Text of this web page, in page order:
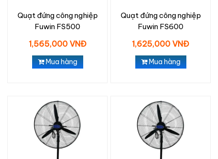
Quạt đứng công nghiệp
Fuwin FS500
1,565,000 VNĐ
Mua hàng
Quạt đứng công nghiệp
Fuwin FS600
1,625,000 VNĐ
Mua hàng